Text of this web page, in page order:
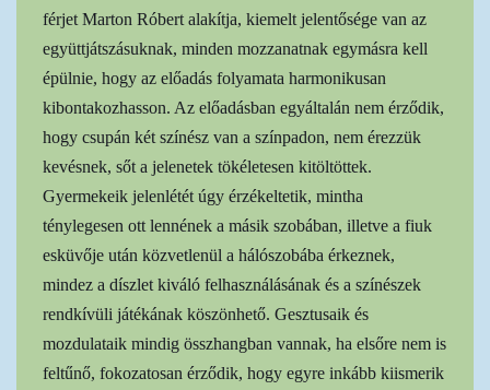
férjet Marton Róbert alakítja, kiemelt jelentősége van az
együttjátszásuknak, minden mozzanatnak egymásra kell
épülnie, hogy az előadás folyamata harmonikusan
kibontakozhasson. Az előadásban egyáltalán nem érződik,
hogy csupán két színész van a színpadon, nem érezzük
kevésnek, sőt a jelenetek tökéletesen kitöltöttek.
Gyermekeik jelenlétét úgy érzékeltetik, mintha
ténylegesen ott lennének a másik szobában, illetve a fiuk
esküvője után közvetlenül a hálószobába érkeznek,
mindez a díszlet kiváló felhasználásának és a színészek
rendkívüli játékának köszönhető. Gesztusaik és
mozdulataik mindig összhangban vannak, ha elsőre nem is
feltűnő, fokozatosan érződik, hogy egyre inkább kiismerik